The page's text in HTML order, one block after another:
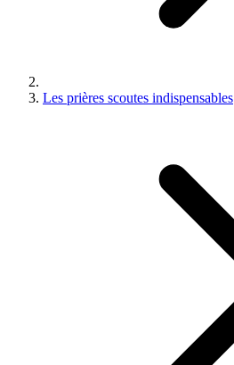
Les prières scoutes indispensables